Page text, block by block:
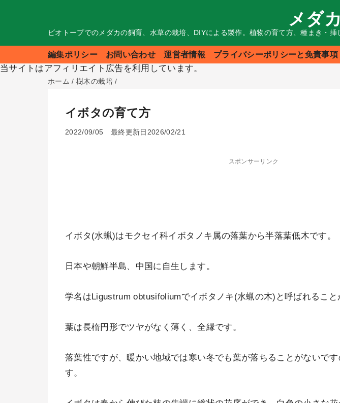
メダ
ビオトープでのメダカの飼育、水草の栽培、DIYによる製作。植物の育て方、種まき・
編集ポリシー お問い合わせ 運営者情報 プライバシーポリシーと免責事項
当サイトはアフィリエイト広告を利用しています。
ホーム /樹木の栽培 /
イボタの育て方
2022/09/05
最終更新日2026/02/21
スポンサーリンク
イボタ(水蝋)はモクセイ科イボタノキ属の落葉から半落葉低木です。
日本や朝鮮半島、中国に自生します。
学名はLigustrum obtusifoliumでイボタノキ(水蝋の木)と呼ばれること
葉は長楕円形でツヤがなく薄く、全縁です。
落葉性ですが、暖かい地域では寒い冬でも葉が落ちることがないで
す。